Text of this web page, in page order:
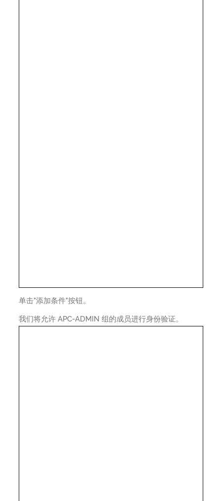
单击"添加条件"按钮。
我们将允许 APC-ADMIN 组的成员进行身份验证。